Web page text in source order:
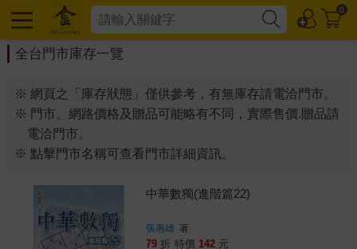
0
全台門市庫存一覽
※ 網頁之「庫存狀態」僅供參考，有無庫存請電洽門市。
※ 門市、網路價格及贈品可能略有不同，實際售價.贈品請
電洽門市。
※ 點擊門市名稱可查看門市詳細資訊。
中華數獨(進階篇22)
張惠雄 著
79 折 特價 142 元